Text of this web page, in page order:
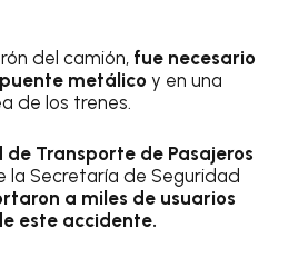
del camión, fue necesario
metálicoy en una
de los trenes.
de Transporte de Pasajeros
la Secretaría de Seguridad
a miles de usuarios
este accidente.